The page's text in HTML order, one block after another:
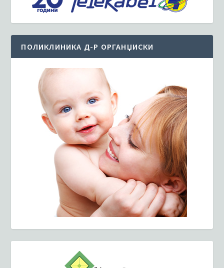
ПОЛИКЛИНИКА Д-Р ОРГАНЏИСКИ